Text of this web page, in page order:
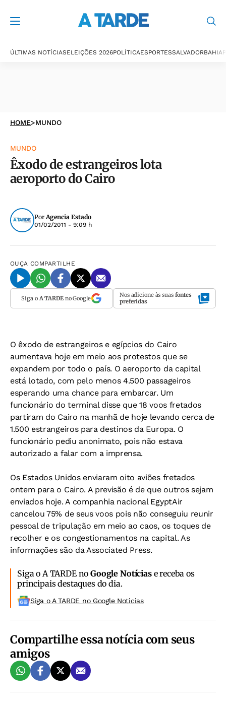
ÚLTIMAS NOTÍCIASELEIÇÕES 2026POLÍTICAESPORTESSALVADORBAHIA
HOME>MUNDO
MUNDO
Êxodo de estrangeiros lota
aeroporto do Cairo
PorAgencia Estado
01/02/2011 - 9:09 h
OUÇA COMPARTILHE
Siga o A TARDEno Google Nos adicione às suas fontes
preferidas
O êxodo de estrangeiros e egípcios do Cairo
aumentava hoje em meio aos protestos que se
expandem por todo o país. O aeroporto da capital
está lotado, com pelo menos 4.500 passageiros
esperando uma chance para embarcar. Um
funcionário do terminal disse que 18 voos fretados
partiram do Cairo na manhã de hoje levando cerca de
1.500 estrangeiros para destinos da Europa. O
funcionário pediu anonimato, pois não estava
autorizado a falar com a imprensa.
Os Estados Unidos enviaram oito aviões fretados
ontem para o Cairo. A previsão é de que outros sejam
enviados hoje. A companhia nacional EgyptAir
cancelou 75% de seus voos pois não conseguiu reunir
pessoal de tripulação em meio ao caos, os toques de
recolher e os congestionamentos na capital. As
informações são da Associated Press.
Siga o A TARDE noGoogle Notíciase receba os
principais destaques do dia.
Siga o A TARDE no Google Noticias
Compartilhe essa notícia com seus
amigos